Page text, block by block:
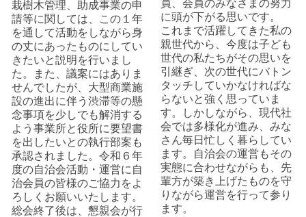
栽樹木管理、助成事業の申
請等に関しては、この１年
を通して活動をしながら身
の丈にあったものにしてい
きたいと説明を行いまし
た。また、議案にはありま
せんでしたが、大型商業施
設の進出に伴う渋滞等の懸
念事項を少しでも解消する
よう事業所と役所に要望書
を出したいとの執行部案も
承認されました。令和６年
度の自治会活動・運営に自
治会員の皆様のご協力をよ
ろしくお願いいたします。
総会終了後は、懇親会が行
員、会員のみなさまの努力
に頭が下がる思いです。
これまで活躍してきた私の
親世代から、今度は子ども
世代の私たちがその思いを
引継ぎ、次の世代にバトン
タッチしていかなければな
らないと強く思っていま
す。しかしながら、現代社
会では多様化が進み、みな
さん毎日忙しく暮らしてい
ます。自治会の運営もその
実態に合わせながらも、先
輩方が築き上げたものを守
りながら運営を行って参り
ます。